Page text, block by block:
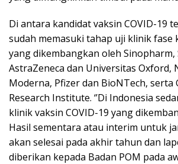
Di antara kandidat vaksin COVID-19
sudah memasuki tahap uji klinik fase
yang dikembangkan oleh Sinopharm,
AstraZeneca dan Universitas Oxford,
Moderna, Pfizer dan BioNTech, serta
Research Institute. ‘’Di Indonesia
klinik vaksin COVID-19 yang
Hasil sementara atau interim untuk
akan selesai pada akhir tahun dan
diberikan kepada Badan POM pada